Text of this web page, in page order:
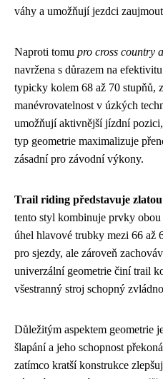
váhy a umožňují jezdci
Naproti tomu pro cross country
navržena s důrazem na
typicky kolem 68 až 70 stupňů,
manévrovatelnost v úzkých
umožňují aktivnější jízdní
typ geometrie maximalizuje
zásadní pro závodní výkony.
Trail riding představuje zlatou
tento styl kombinuje prvky
úhel hlavové trubky mezi 66 až
pro sjezdy, ale zároveň
univerzální geometrie činí trail
všestranný stroj schopný
Důležitým aspektem geometrie
šlapání a jeho schopnost
zatímco kratší konstrukce